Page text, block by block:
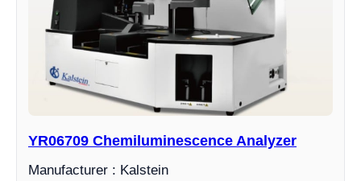
YR06709 Chemiluminescence Analyzer
Manufacturer : Kalstein